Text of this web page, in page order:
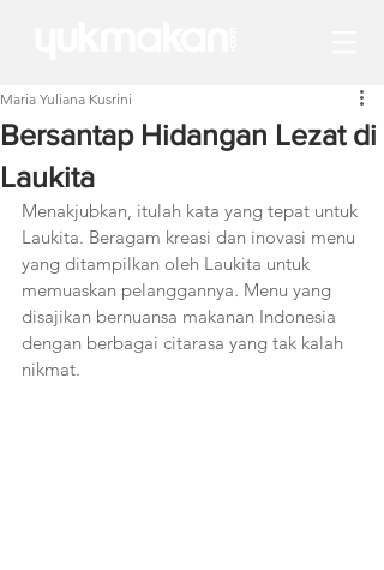
Bersantap Hidangan Lezat di
Laukita
Maria Yuliana Kusrini
Menakjubkan, itulah kata yang tepat untuk
Laukita. Beragam kreasi dan inovasi menu
yang ditampilkan oleh Laukita untuk
memuaskan pelanggannya. Menu yang
disajikan bernuansa makanan Indonesia
dengan berbagai citarasa yang tak kalah
nikmat.